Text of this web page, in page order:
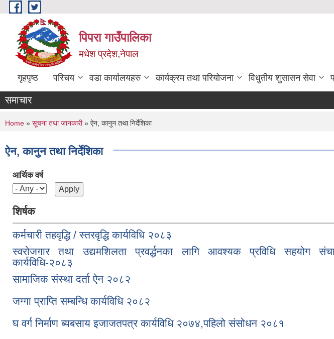
Skip to main content
पिपरा गाउँपालिका
मधेश प्रदेश,नेपाल
गृहपृष्ठ परिचय वडा कार्यालयहरु कार्यक्रम तथा परियोजना विधुतीय शुसासन सेवा
समाचार
You are here
Home » सूचना तथा जानकारी» ऐन, कानुन तथा निर्देशिका
ऐन, कानुन तथा निर्देशिका
आर्थिक वर्ष
शिर्षक
कर्मचारी तहवृद्धि / स्तरवृद्धि कार्यविधि २०८३
स्वरोजगार तथा उद्यमशिलता प्रवर्द्धनका लागि आवश्यक प्रविधि सहयोग
कार्यविधि-२०८३
सामाजिक संस्था दर्ता ऐन २०८२
जग्गा प्राप्ति सम्बन्धि कार्यविधि २०८२
घ वर्ग निर्माण ब्यबसाय इजाजतपत्र कार्यविधि २०७४,पहिलो संसोधन २०८१